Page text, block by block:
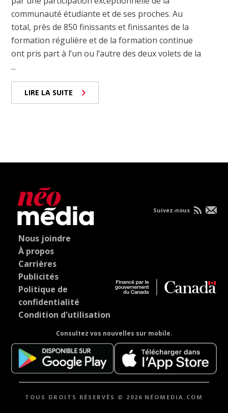
communauté étudiante et de ses proches. Au
total, près de 850 finissants et finissantes de la
formation régulière et de la formation continue
ont pris part à l’un ou l’autre des deux volets de la
...
LIRE LA SUITE
Nous joindre
À propos
Carrières
Publicités
Politique de
confidentialité
Condition d'utilisation
Consultez vos nouvelles sur mobile.
Suivez-nous
TOUS DROITS RÉSERVÉS © 2026 NÉOMEDIA.COM